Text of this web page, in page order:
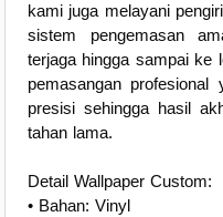
kami juga melayani
sistem pengemasan
terjaga hingga sampai ke
pemasangan
presisi sehingga hasil
tahan lama.
Detail Wallpaper Custom:
• Bahan: Vinyl